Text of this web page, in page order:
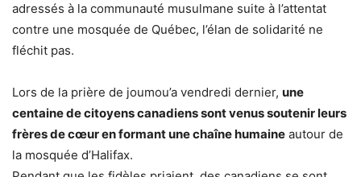
adressés à la communauté musulmane suite à l’attentat
contre une mosquée de Québec, l’élan de solidarité ne
fléchit pas.
Lors de la prière de joumou’a vendredi dernier, une
centaine de citoyens canadiens sont venus soutenir leurs
frères de cœur en formant une chaîne humaine autour de
la mosquée d’Halifax.